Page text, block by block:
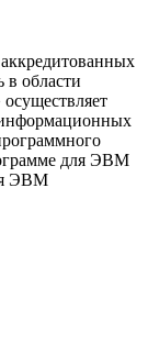
в области
информационных
для ЭВМ
ЭВМ